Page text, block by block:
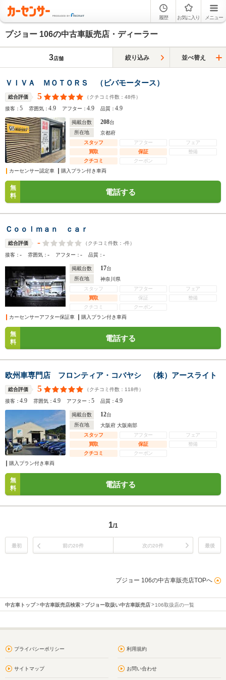
履歴 お気に入り メニュー
プジョー 106の中古車販売店・ディーラー
3店舗 絞り込み 並べ替え
ＶＩＶＡ ＭＯＴＯＲＳ （ビバモータース）
総合評価 5 （クチコミ件数： 48件）
接客：5 雰囲気：4.9 アフター：4.9 品質：4.9
掲載台数 208台
所在地
京都府
スタッフ
アフター
フェア
買取
保証
整備
クチコミ
クーポン
カーセンサー認定車
購入プラン付き車両
無
料
電話する
Ｃｏｏｌｍａｎ ｃａｒ
総合評価 - （クチコミ件数： -件）
接客：- 雰囲気：- アフター：- 品質：-
掲載台数 17台
所在地
神奈川県
スタッフ
アフター
フェア
買取
保証
整備
クチコミ
クーポン
カーセンサーアフター保証車
購入プラン付き車両
無
料
電話する
欧州車専門店 フロンティア・コバヤシ （株）アースライト
総合評価 5 （クチコミ件数： 118件）
接客：4.9 雰囲気：4.9 アフター：5 品質：4.9
掲載台数 12台
所在地
大阪府 大阪南部
スタッフ
アフター
フェア
買取
保証
整備
クチコミ
クーポン
購入プラン付き車両
無
料
電話する
1/1
最初 前の20件 次の20件 最後
プジョー 106の中古車販売店TOPへ
中古車トップ 中古車販売店検索 プジョー取扱い中古車販売店 106取扱店の一覧
プライバシーポリシー 利用規約
サイトマップ お問い合わせ